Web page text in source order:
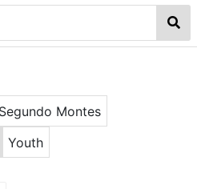
P. SEGUNDO MONTES
Montes
Youth